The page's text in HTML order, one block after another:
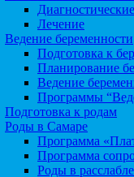
Лечение
Ведение беременности
Подготовка к
Планирование
Ведение
Программы
Подготовка к родам
Роды в Самаре
Программа
Программа
Роды в